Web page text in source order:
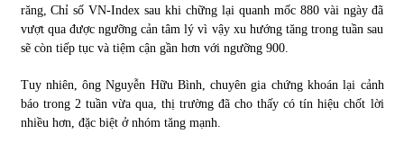
răng, Chỉ số VN-Index sau khi chững lại quanh mốc 880 vài ngày đã
vượt qua được ngưỡng cản tâm lý vì vậy xu hướng tăng trong tuần sau
sẽ còn tiếp tục và tiệm cận gần hơn với ngưỡng 900.
Tuy nhiên, ông Nguyễn Hữu Bình, chuyên gia chứng khoán lại cảnh
báo trong 2 tuần vừa qua, thị trường đã cho thấy có tín hiệu chốt lời
nhiều hơn, đặc biệt ở nhóm tăng mạnh.